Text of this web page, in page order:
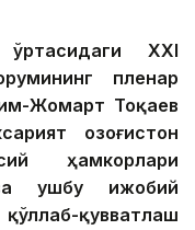
ХХI
пленар
Жомарт Тоқаев
Қозоғистон
ҳамкорлари
ушбу ижобий
қувватлаш